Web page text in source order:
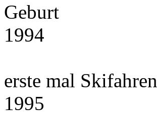
Geburt
1994
erste mal Skifahren
1995